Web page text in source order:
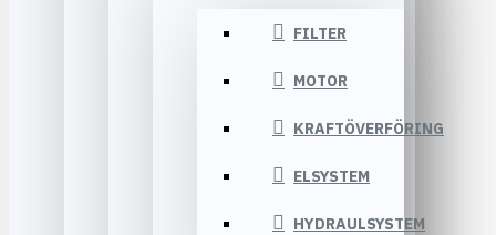
FILTER
MOTOR
KRAFTÖVERFÖRING
ELSYSTEM
HYDRAULSYSTEM